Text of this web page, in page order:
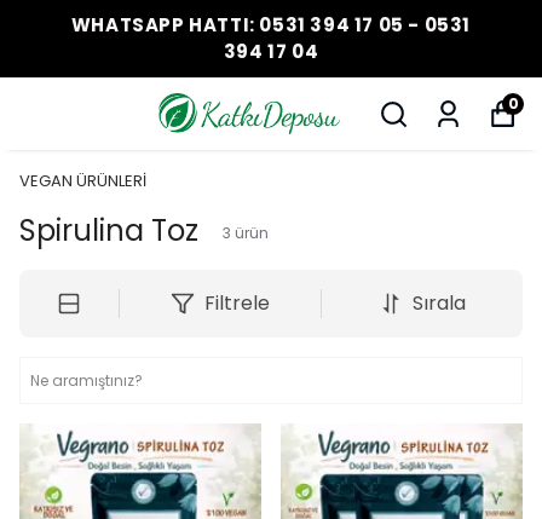
WHATSAPP HATTI: 0531 394 17 05 - 0531
394 17 04
0
VEGAN ÜRÜNLERİ
Spirulina Toz 3 ürün
Filtrele Sırala